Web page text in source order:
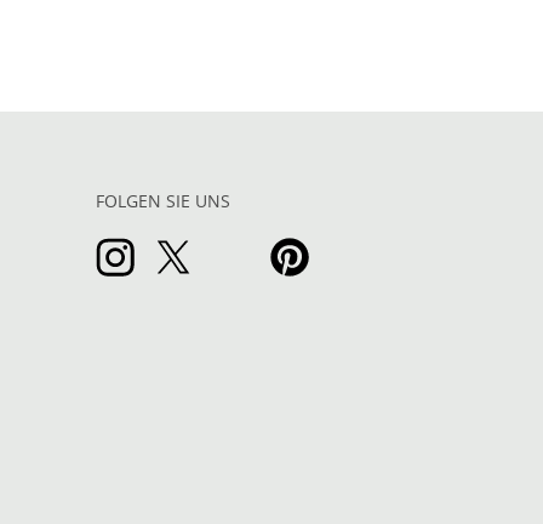
FOLGEN SIE UNS